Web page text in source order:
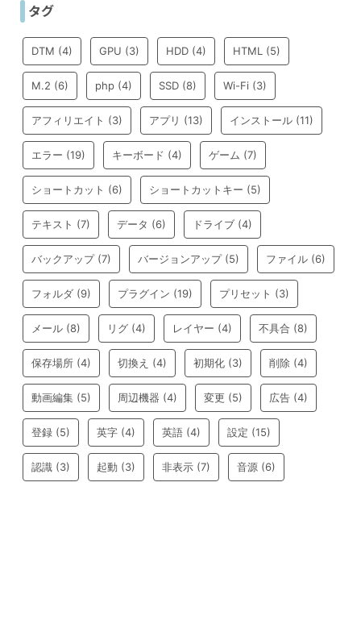
タグ
DTM (4) GPU (3) HDD (4) HTML (5)
M.2 (6) php (4) SSD (8) Wi-Fi (3)
アフィリエイト (3) アプリ (13) インストール (11)
エラー (19) キーボード (4) ゲーム (7)
ショートカット (6) ショートカットキー (5)
テキスト (7) データ (6) ドライブ (4)
バックアップ(7) バージョンアップ(5) ファイル (6)
フォルダ (9) プラグイン (19) プリセット (3)
メール (8) リグ (4) レイヤー (4) 不具合 (8)
保存場所 (4) 切換え (4) 初期化 (3) 削除 (4)
動画編集 (5) 周辺機器 (4) 変更 (5) 広告 (4)
登録 (5) 英字 (4) 英語 (4) 設定 (15)
認識 (3) 起動 (3) 非表示 (7) 音源 (6)